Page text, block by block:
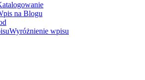
na Blogu
Wyróżnienie wpisu